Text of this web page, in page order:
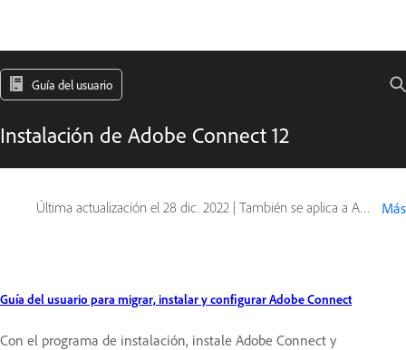
Guía del usuario
Instalación de Adobe Connect 12
Última actualización el 28 dic. 2022 | También se aplica a Adobe Connect Más
Guía del usuario para migrar, instalar y configurar Adobe Connect
Con el programa de instalación, instale Adobe Connect y